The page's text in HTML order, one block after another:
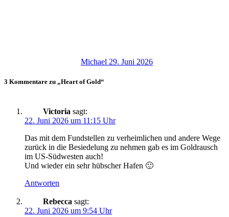
Michael 29. Juni 2026
3 Kommentare zu „Heart of Gold“
Victoria sagt:
22. Juni 2026 um 11:15 Uhr
Das mit dem Fundstellen zu verheimlichen und andere Wege
zurück in die Besiedelung zu nehmen gab es im Goldrausch
im US-Südwesten auch!
Und wieder ein sehr hübscher Hafen 🙂
Antworten
Rebecca sagt:
22. Juni 2026 um 9:54 Uhr